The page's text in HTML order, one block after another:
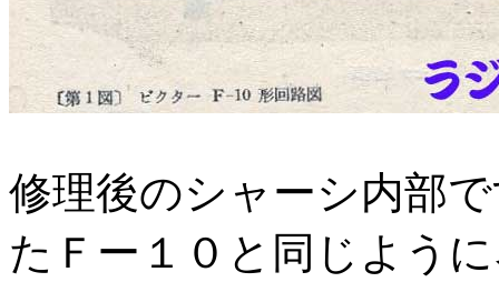
修理後のシャーシ内部
たＦー１０と同じよう